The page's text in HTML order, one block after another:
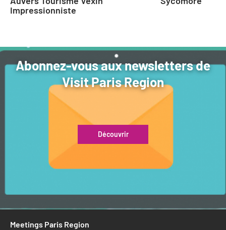
Impressionniste
Abonnez-vous aux newsletters de
Visit Paris Region
Découvrir
Meetings Paris Region